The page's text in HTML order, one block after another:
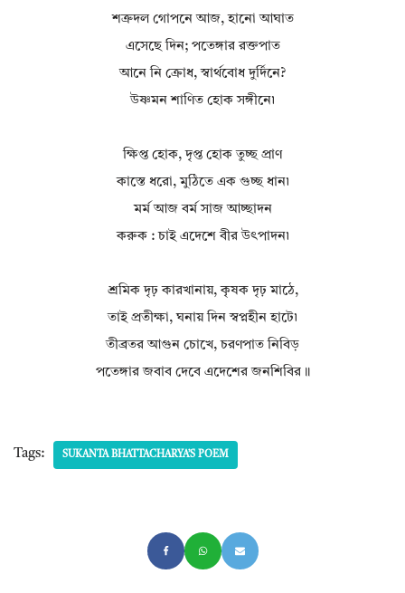
শত্রুদল গোপনে আজ, হানো আঘাত
এসেছে দিন; পতেঙ্গার রক্তপাত
আনে নি ক্রোধ, স্বার্থবোধ দুর্দিনে?
উষ্ণমন শাণিত হোক সঙ্গীনে৷
ক্ষিপ্ত হোক, দৃপ্ত হোক তুচ্ছ প্রাণ
কাস্তে ধরো, মুঠিতে এক গুচ্ছ ধান৷
মর্ম আজ বর্ম সাজ আচ্ছাদন
করুক : চাই এদেশে বীর উৎপাদন৷
শ্রমিক দৃঢ় কারখানায়, কৃষক দৃঢ় মাঠে,
তাই প্রতীক্ষা, ঘনায় দিন স্বপ্নহীন হাটে৷
তীব্রতর আগুন চোখে, চরণপাত নিবিড়
পতেঙ্গার জবাব দেবে এদেশের জনশিবির॥
Tags: SUKANTA BHATTACHARYA’S POEM